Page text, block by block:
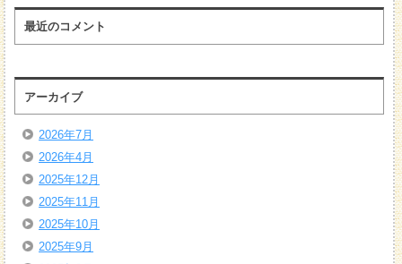
最近のコメント
アーカイブ
2026年7月
2026年4月
2025年12月
2025年11月
2025年10月
2025年9月